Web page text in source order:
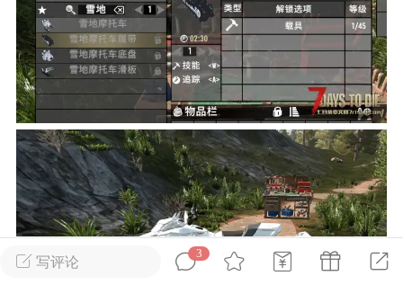
单机辅助引流私下售卖服务器外挂！
作弊模组的发布规范近期收到一些信息
作弊模组在联机服务器使用,为了维护游
环境，中文网特此发布以下声明，规范
模组的发布行为：1. *...
汉
71 2.2w
大人
Lv.8
写评论
3